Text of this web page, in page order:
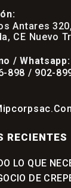
Antares
CE Nuevo
/ Whatsapp:
898 / 902-
RECIENTES
LO QUE
DE